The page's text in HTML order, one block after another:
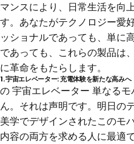
マンスにより、日常生活を向
す。あなたがテクノロジー愛
ッショナルであっても、単に
であっても、これらの製品は
に革命をもたらします。
1.宇宙エレベーター: 充電体験を新たな高みへ
の宇宙エレベーター 単なる
ん。それは声明です。明日の
美学でデザインされたこのモ
内容の両方を求める人に最適